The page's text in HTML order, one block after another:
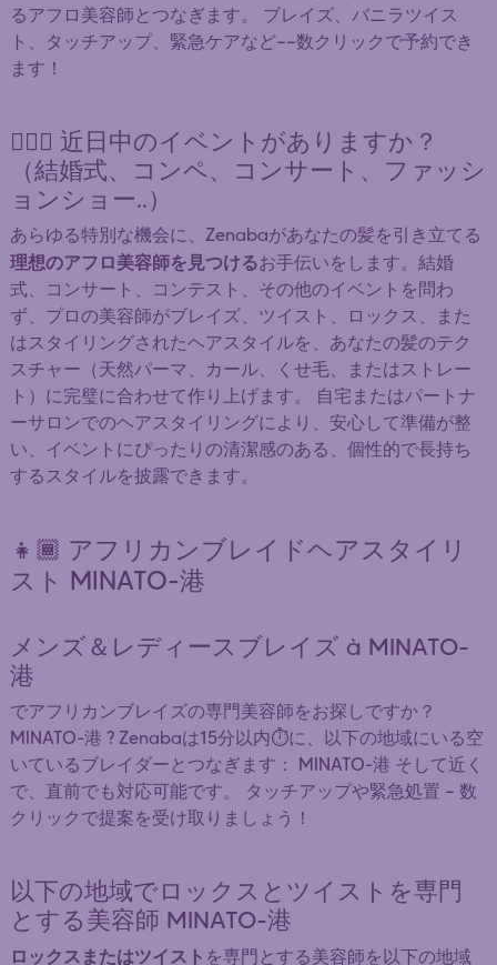
るアフロ美容師とつなぎます。 ブレイズ、バニラツイス
ト、タッチアップ、緊急ケアなど——数クリックで予約でき
ます！
👰🏿‍♀️ 近日中のイベントがありますか？
（結婚式、コンペ、コンサート、ファッシ
ョンショー..）
あらゆる特別な機会に、Zenabaがあなたの髪を引き立てる
理想のアフロ美容師を見つけるお手伝いをします。結婚
式、コンサート、コンテスト、その他のイベントを問わ
ず、プロの美容師がブレイズ、ツイスト、ロックス、また
はスタイリングされたヘアスタイルを、あなたの髪のテク
スチャー（天然パーマ、カール、くせ毛、またはストレー
ト）に完璧に合わせて作り上げます。 自宅またはパートナ
ーサロンでのヘアスタイリングにより、安心して準備が整
い、イベントにぴったりの清潔感のある、個性的で長持ち
するスタイルを披露できます。
👧🏾 アフリカンブレイドヘアスタイリ
スト MINATO-港
メンズ＆レディースブレイズ à MINATO-
港
でアフリカンブレイズの専門美容師をお探しですか？
MINATO-港 ? Zenabaは15分以内⏱️に、以下の地域にいる空
いているブレイダーとつなぎます： MINATO-港 そして近く
で、直前でも対応可能です。 タッチアップや緊急処置 — 数
クリックで提案を受け取りましょう！
以下の地域でロックスとツイストを専門
とする美容師 MINATO-港
ロックスまたはツイスト を専門とする美容師を以下の地域